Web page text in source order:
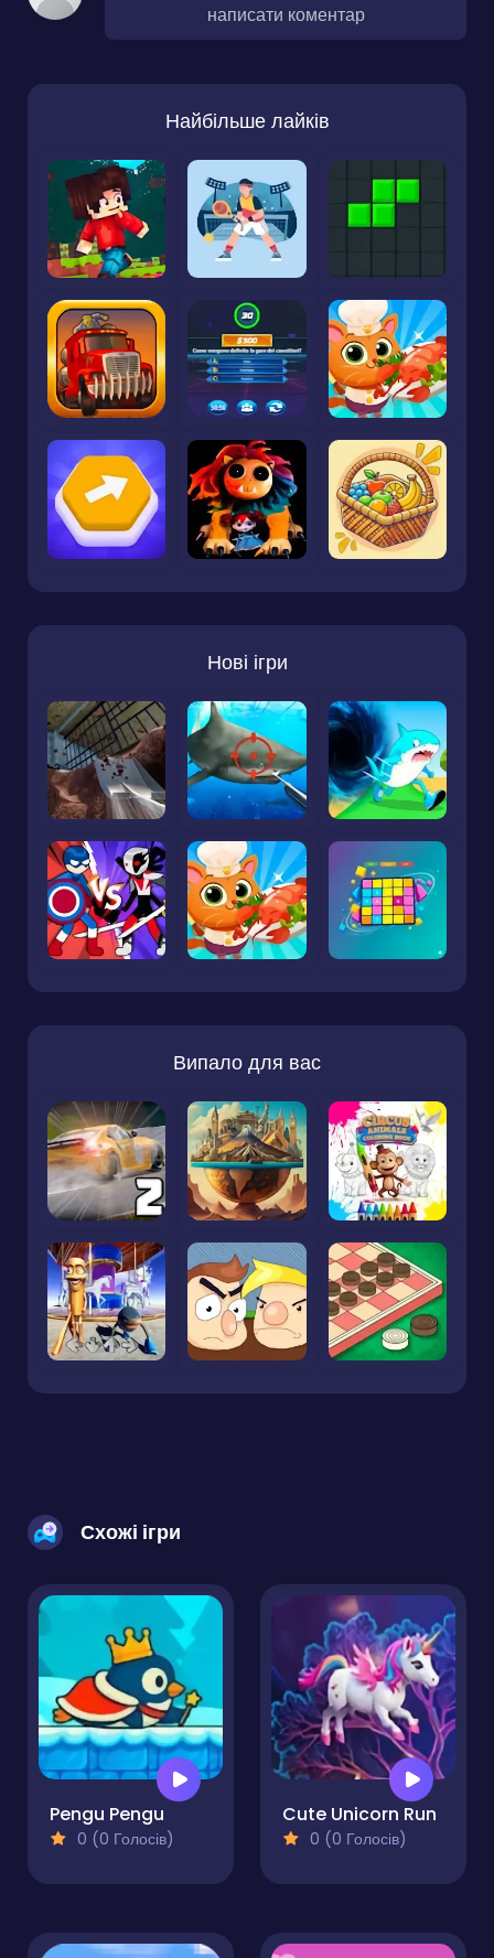
написати коментар
Найбільше лайків
Нові ігри
Випало для вас
Схожі ігри
Pengu Pengu
0 (0 Голосів)
Cute Unicorn Run
0 (0 Голосів)